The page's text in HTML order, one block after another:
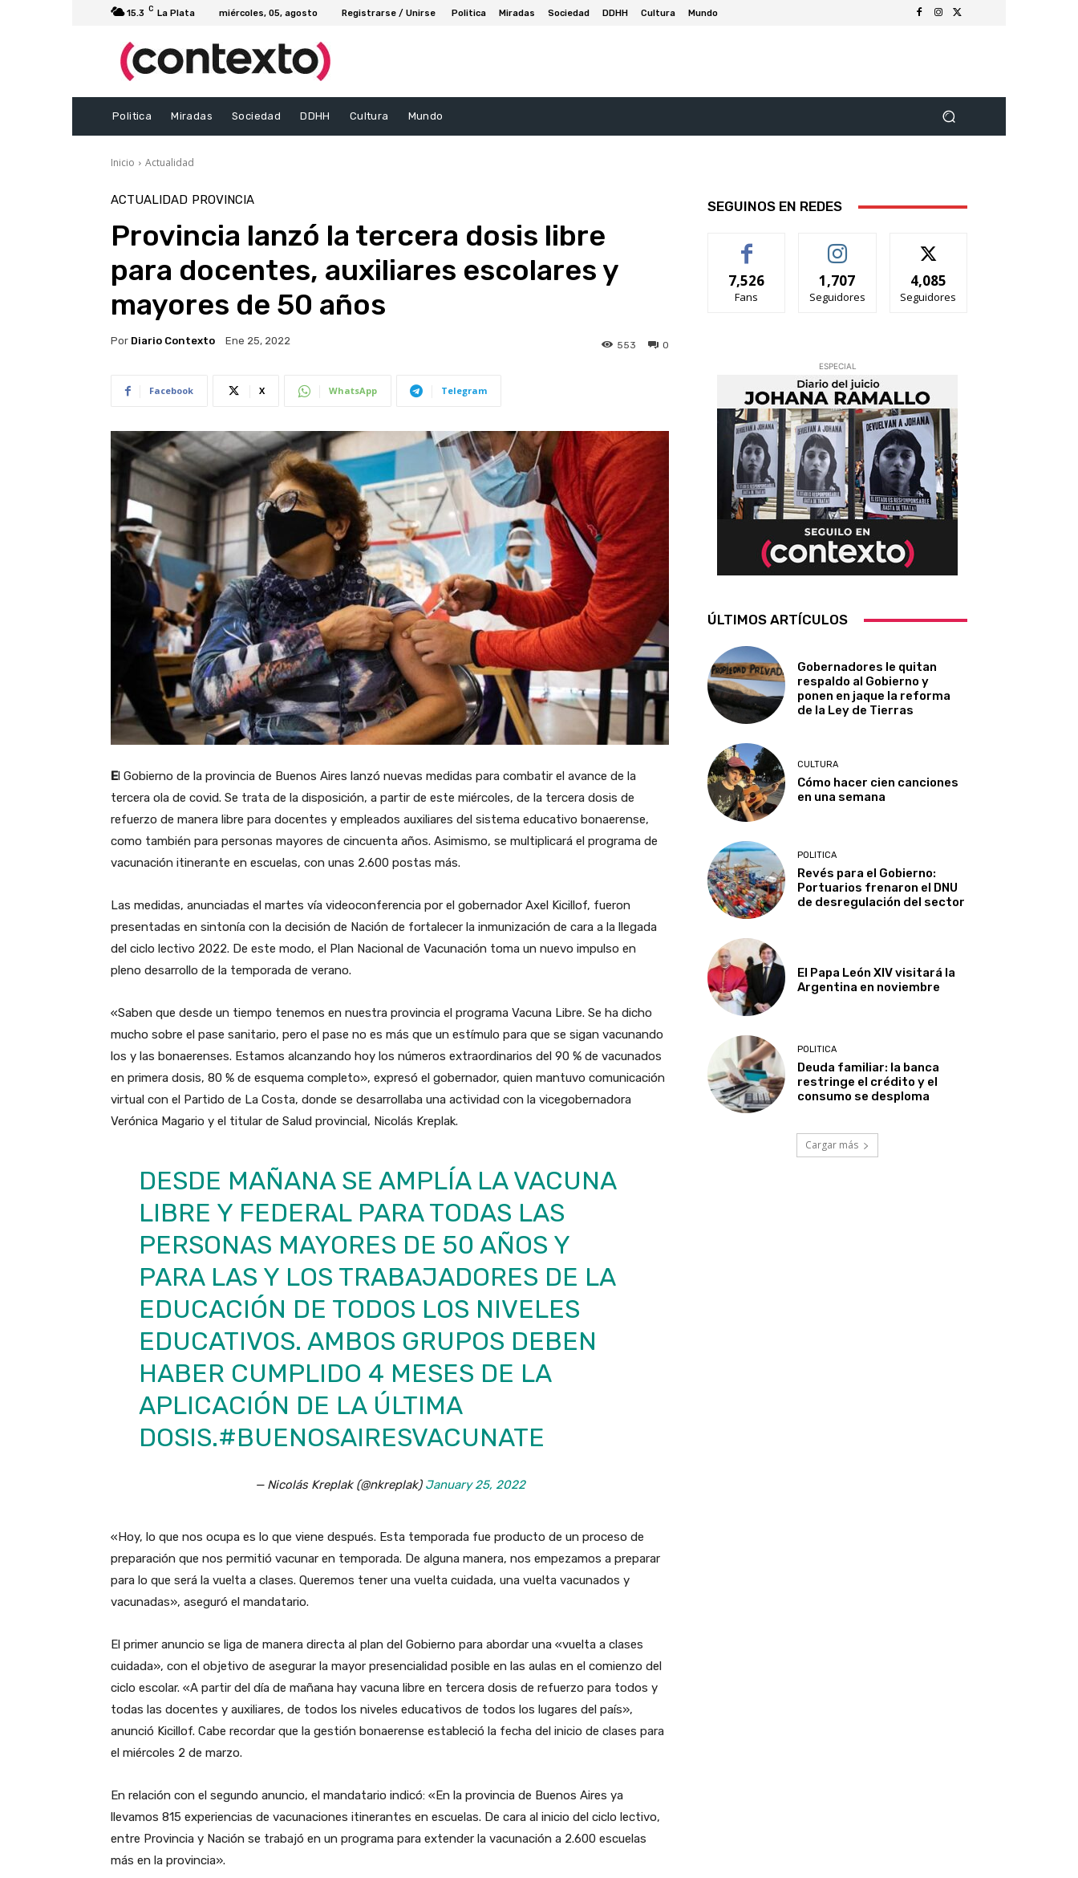
15.3 C La Plata miércoles, 05, agosto Registrarse / Unirse Politica Miradas Sociedad DDHH Cultura Mundo
Politica Miradas Sociedad DDHH Cultura Mundo
Inicio Actualidad
ACTUALIDAD PROVINCIA
Provincia lanzó la tercera dosis libre
para docentes, auxiliares escolares y
mayores de 50 años
Por Diario Contexto Ene 25, 2022 0
553
Facebook X WhatsApp Telegram
E l Gobierno de la provincia de Buenos Aires lanzó nuevas medidas para combatir el avance de la
tercera ola de covid. Se trata de la disposición, a partir de este miércoles, de la tercera dosis de
refuerzo de manera libre para docentes y empleados auxiliares del sistema educativo bonaerense,
como también para personas mayores de cincuenta años. Asimismo, se multiplicará el programa de
vacunación itinerante en escuelas, con unas 2.600 postas más.
Las medidas, anunciadas el martes vía videoconferencia por el gobernador Axel Kicillof, fueron
presentadas en sintonía con la decisión de Nación de fortalecer la inmunización de cara a la llegada
del ciclo lectivo 2022. De este modo, el Plan Nacional de Vacunación toma un nuevo impulso en
pleno desarrollo de la temporada de verano.
«Saben que desde un tiempo tenemos en nuestra provincia el programa Vacuna Libre. Se ha dicho
mucho sobre el pase sanitario, pero el pase no es más que un estímulo para que se sigan vacunando
los y las bonaerenses. Estamos alcanzando hoy los números extraordinarios del 90 % de vacunados
en primera dosis, 80 % de esquema completo», expresó el gobernador, quien mantuvo comunicación
virtual con el Partido de La Costa, donde se desarrollaba una actividad con la vicegobernadora
Verónica Magario y el titular de Salud provincial, Nicolás Kreplak.
DESDE MAÑANA SE AMPLÍA LA VACUNA
LIBRE Y FEDERAL PARA TODAS LAS
PERSONAS MAYORES DE 50 AÑOS Y
PARA LAS Y LOS TRABAJADORES DE LA
EDUCACIÓN DE TODOS LOS NIVELES
EDUCATIVOS. AMBOS GRUPOS DEBEN
HABER CUMPLIDO 4 MESES DE LA
APLICACIÓN DE LA ÚLTIMA
DOSIS.#BUENOSAIRESVACUNATE
— Nicolás Kreplak (@nkreplak) January 25, 2022
«Hoy, lo que nos ocupa es lo que viene después. Esta temporada fue producto de un proceso de
preparación que nos permitió vacunar en temporada. De alguna manera, nos empezamos a preparar
para lo que será la vuelta a clases. Queremos tener una vuelta cuidada, una vuelta vacunados y
vacunadas», aseguró el mandatario.
El primer anuncio se liga de manera directa al plan del Gobierno para abordar una «vuelta a clases
cuidada», con el objetivo de asegurar la mayor presencialidad posible en las aulas en el comienzo del
ciclo escolar. «A partir del día de mañana hay vacuna libre en tercera dosis de refuerzo para todos y
todas las docentes y auxiliares, de todos los niveles educativos de todos los lugares del país»,
anunció Kicillof. Cabe recordar que la gestión bonaerense estableció la fecha del inicio de clases para
el miércoles 2 de marzo.
En relación con el segundo anuncio, el mandatario indicó: «En la provincia de Buenos Aires ya
llevamos 815 experiencias de vacunaciones itinerantes en escuelas. De cara al inicio del ciclo lectivo,
entre Provincia y Nación se trabajó en un programa para extender la vacunación a 2.600 escuelas
más en la provincia».
SEGUINOS EN REDES
7,526
Fans
1,707
Seguidores
4,085
Seguidores
ESPECIAL
ÚLTIMOS ARTÍCULOS
Gobernadores le quitan
respaldo al Gobierno y
ponen en jaque la reforma
de la Ley de Tierras
CULTURA
Cómo hacer cien canciones
en una semana
POLITICA
Revés para el Gobierno:
Portuarios frenaron el DNU
de desregulación del sector
El Papa León XIV visitará la
Argentina en noviembre
POLITICA
Deuda familiar: la banca
restringe el crédito y el
consumo se desploma
Cargar más